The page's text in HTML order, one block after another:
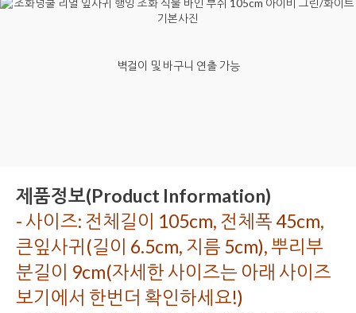
벽걸이 및 바구니 연출 가능
제품정보(Product Information)
- 사이즈: 전체길이 105cm, 전체폭 45cm,
큰잎사귀(길이 6.5cm, 지름 5cm), 뿌리부
분길이 9cm(자세한 사이즈는 아래 사이즈
보기에서 한번더 확인하세요!)